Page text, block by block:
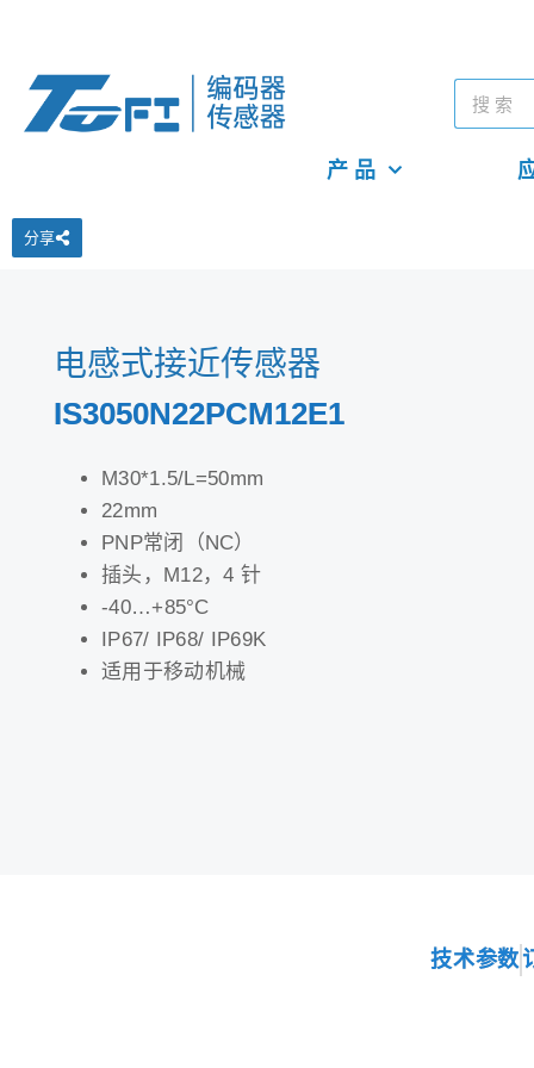
产 品
分享
电感式接近传感器
IS3050N22PCM12E1
M30*1.5/L=50mm
22mm
PNP常闭（NC）
插头，M12，4 针
-40…+85°C
IP67/ IP68/ IP69K
适用于移动机械
技术参数